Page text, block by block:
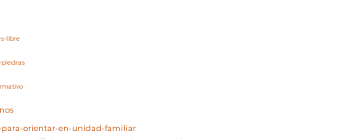
libre
para-orientar-en-unidad-familiar